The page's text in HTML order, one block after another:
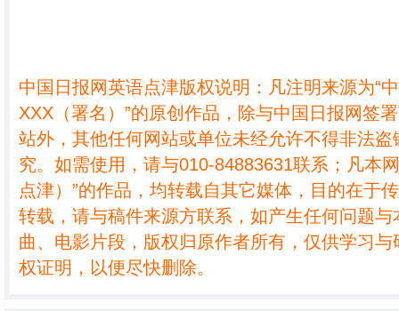
中国日报网英语点津版权说明：凡注明来源为“
XXX（署名）”的原创作品，除与中国日报网签
站外，其他任何网站或单位未经允许不得非法
究。如需使用，请与010-84883631联系；凡本
点津）”的作品，均转载自其它媒体，目的在于
转载，请与稿件来源方联系，如产生任何问题
曲、电影片段，版权归原作者所有，仅供学习
权证明，以便尽快删除。